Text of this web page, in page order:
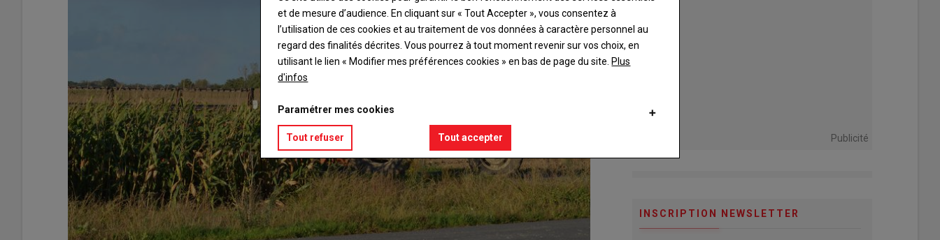
Publicité
INSCRIPTION NEWSLETTER
et de mesure d’audience. En cliquant sur « Tout Accepter », vous consentez à
l’utilisation de ces cookies et au traitement de vos données à caractère personnel au
regard des finalités décrites. Vous pourrez à tout moment revenir sur vos choix, en
utilisant le lien « Modifier mes préférences cookies » en bas de page du site. Plus
d'infos
Paramétrer mes cookies
Tout refuser Tout accepter